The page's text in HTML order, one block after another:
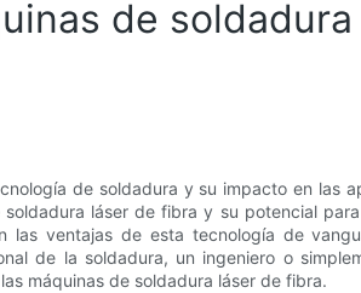
de
de soldadura y su impacto en las
láser de fibra y su potencial
las ventajas de esta tecnología de
de la soldadura, un ingeniero o
máquinas de soldadura láser de fibra.